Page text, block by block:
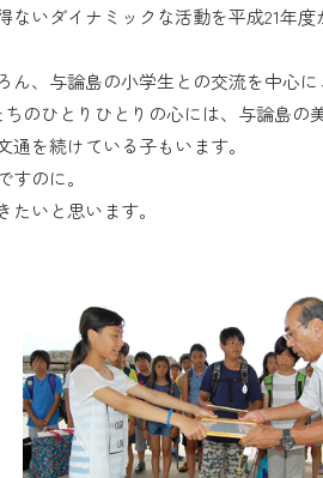
ないダイナミックな活動を平成21年
、与論島の小学生との交流を中心に
のひとりひとりの心には、与論島
を続けている子もいます。
のに。
いと思います。